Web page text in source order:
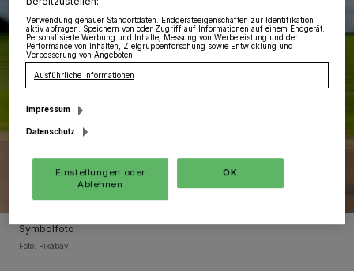
Symbolfoto
Foto: Pixabay
Verwendung genauer Standortdaten. Endgeräteeigenschaften zur Identifikation
aktiv abfragen. Speichern von oder Zugriff auf Informationen auf einem Endgerät.
Personalisierte Werbung und Inhalte, Messung von Werbeleistung und der
Performance von Inhalten, Zielgruppenforschung sowie Entwicklung und
Verbesserung von Angeboten.
Ausführliche Informationen
Impressum
Datenschutz
Einstellungen oder
Ablehnen
OK